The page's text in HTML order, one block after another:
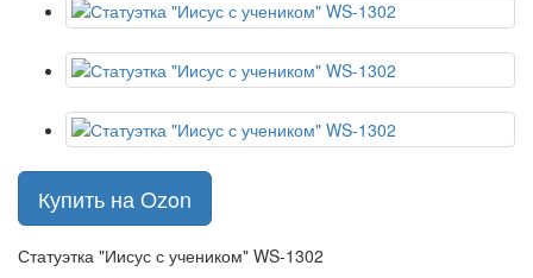
Купить на Ozon
Статуэтка "Иисус с учеником" WS-1302